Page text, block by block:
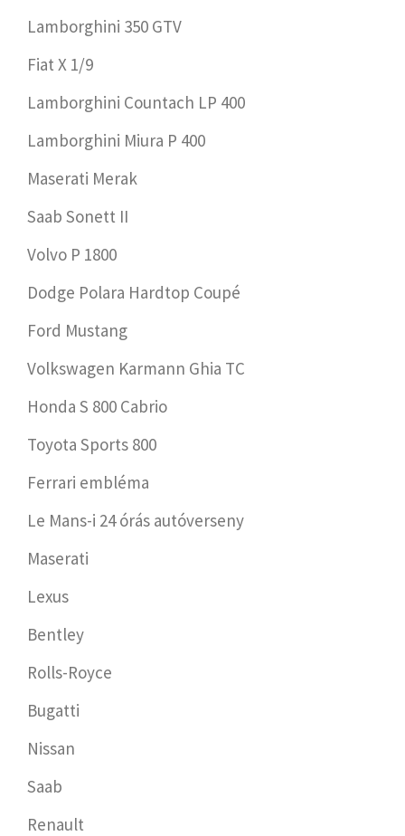
Lamborghini 350 GTV
Fiat X 1/9
Lamborghini Countach LP 400
Lamborghini Miura P 400
Maserati Merak
Saab Sonett II
Volvo P 1800
Dodge Polara Hardtop Coupé
Ford Mustang
Volkswagen Karmann Ghia TC
Honda S 800 Cabrio
Toyota Sports 800
Ferrari embléma
Le Mans-i 24 órás autóverseny
Maserati
Lexus
Bentley
Rolls-Royce
Bugatti
Nissan
Saab
Renault